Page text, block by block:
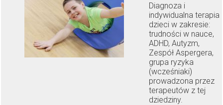
Diagnoza i
indywidualna terapia
dzieci w zakresie:
trudności w nauce,
ADHD, Autyzm,
Zespół Aspergera,
grupa ryzyka
(wcześniaki)
prowadzona przez
terapeutów z tej
dziedziny.